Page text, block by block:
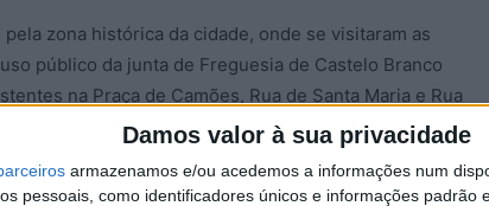
Damos valor à sua privacidade
armazenamos e/ou acedemos a informações num
pessoais, como identificadores únicos e informações padrão
zona histórica da cidade, onde se visitaram as
público da junta de Freguesia de Castelo Branco
na Praça de Camões, Rua de Santa Maria e Rua
unidade hoteleira situada naquela zona, onde
a literatura e a recolha de sons deram sentido às
preservação de tradições, costumes e conhecimentos,